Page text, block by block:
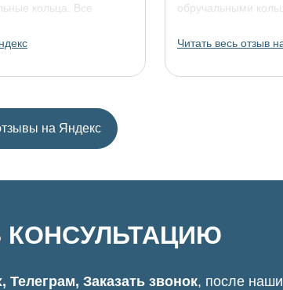
кольца. Все
обручальными
Читать весь отзыв
на Яндекс
КОНСУЛЬТАЦИЮ
Телеграм, Заказать звонок, после